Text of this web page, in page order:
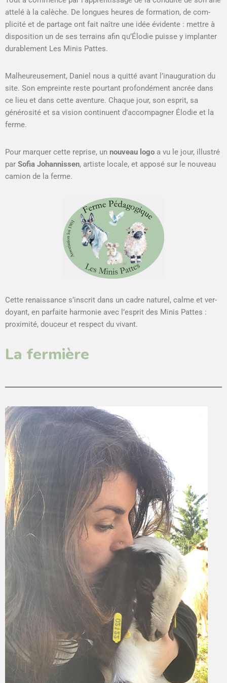
attelé à la calèche. De longues heures de for­ma­tion, de com­
plic­ité et de partage ont fait naître une idée évi­dente : met­tre à
dis­po­si­tion un de ses ter­rains afin qu’Élodie puisse y implanter
durable­ment Les Min­is Pattes.
Mal­heureuse­ment, Daniel nous a quit­té avant l’inauguration du
site. Son empreinte reste pour­tant pro­fondé­ment ancrée dans
ce lieu et dans cette aven­ture. Chaque jour, son esprit, sa
générosité et sa vision con­tin­u­ent d’accompagner Élodie et la
ferme.
Pour mar­quer cette reprise, un nou­veau logo a vu le jour, illus­tré
par Sofia Johan­nis­sen, artiste locale, et apposé sur le nou­veau
camion de la ferme.
Cette renais­sance s’inscrit dans un cadre naturel, calme et ver­
doy­ant, en par­faite har­monie avec l’esprit des Min­is Pattes :
prox­im­ité, douceur et respect du vivant.
La fermière